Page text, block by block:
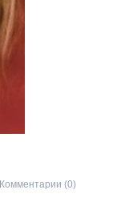
Комментарии (0)